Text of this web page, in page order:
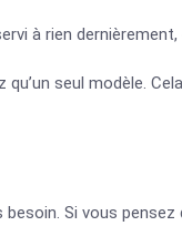
à rien
seul modèle.
Si vous pensez